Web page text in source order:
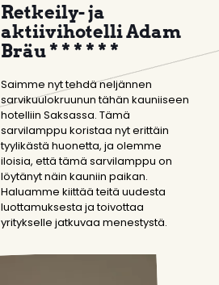
Retkeily- ja
aktiivihotelli Adam
Bräu * * * * * *
Saimme nyt tehdä neljännen
sarvikuulokruunun tähän kauniiseen
hotelliin Saksassa. Tämä
sarvilamppu koristaa nyt erittäin
tyylikästä huonetta, ja olemme
iloisia, että tämä sarvilamppu on
löytänyt näin kauniin paikan.
Haluamme kiittää teitä uudesta
luottamuksesta ja toivottaa
yritykselle jatkuvaa menestystä.